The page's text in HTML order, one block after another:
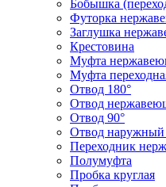
Бобышка
Футорка
Заглушка
Крестовина
Муфта
Муфта
Отвод 180°
Отвод
Отвод 90°
Отвод наружный
Переходник
Полумуфта
Пробка круглая